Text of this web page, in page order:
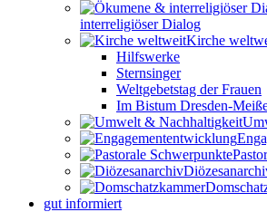
interreligiöser Dialog
Kirche
Hilfswerke
Sternsinger
Weltgebetstag der Frauen
Im Bistum Dresden-
gut informiert